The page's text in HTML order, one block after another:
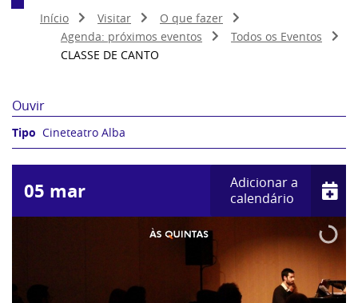
Início Visitar
O que fazer
Agenda: próximos eventos
Todos os Eventos
CLASSE DE CANTO
Ouvir
Cineteatro Alba
05 mar
Adicionar a
calendário